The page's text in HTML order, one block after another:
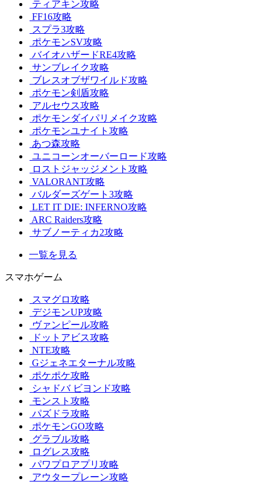
ティアキン攻略
FF16攻略
スプラ3攻略
ポケモンSV攻略
バイオハザードRE4攻略
サンブレイク攻略
ブレスオブザワイルド攻略
ポケモン剣盾攻略
アルセウス攻略
ポケモンダイパリメイク攻略
ポケモンユナイト攻略
あつ森攻略
ユニコーンオーバーロード攻略
ロストジャッジメント攻略
VALORANT攻略
バルダーズゲート3攻略
LET IT DIE: INFERNO攻略
ARC Raiders攻略
サブノーティカ2攻略
一覧を見る
スマホゲーム
スマグロ攻略
デジモンUP攻略
ヴァンピール攻略
ドットアビス攻略
NTE攻略
Gジェネエターナル攻略
ポケポケ攻略
シャドバ ビヨンド攻略
モンスト攻略
パズドラ攻略
ポケモンGO攻略
グラブル攻略
ログレス攻略
パワプロアプリ攻略
アウタープレーン攻略